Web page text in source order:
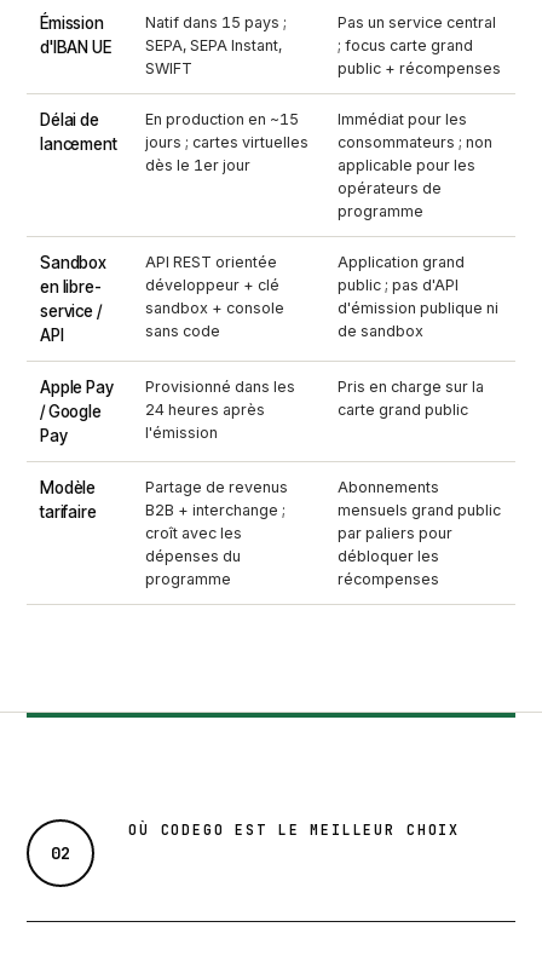
Émission
d'IBAN UE
Natif dans 15 pays ;
SEPA, SEPA Instant,
SWIFT
Pas un service central
; focus carte grand
public + récompenses
Délai de
lancement
En production en ~15
jours ; cartes virtuelles
dès le 1er jour
Immédiat pour les
consommateurs ; non
applicable pour les
opérateurs de
programme
Sandbox
en libre-
service /
API
API REST orientée
développeur + clé
sandbox + console
sans code
Application grand
public ; pas d'API
d'émission publique ni
de sandbox
Apple Pay
/ Google
Pay
Provisionné dans les
24 heures après
l'émission
Pris en charge sur la
carte grand public
Modèle
tarifaire
Partage de revenus
B2B + interchange ;
croît avec les
dépenses du
programme
Abonnements
mensuels grand public
par paliers pour
débloquer les
récompenses
02
OÙ CODEGO EST LE MEILLEUR CHOIX